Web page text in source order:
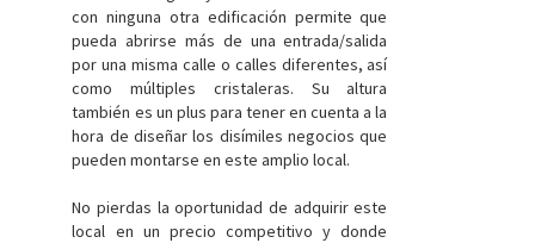
con ninguna otra edificación permite que
pueda abrirse más de una entrada/salida
por una misma calle o calles diferentes, así
como múltiples cristaleras. Su altura
también es un plus para tener en cuenta a la
hora de diseñar los disímiles negocios que
pueden montarse en este amplio local.
No pierdas la oportunidad de adquirir este
local en un precio competitivo y donde